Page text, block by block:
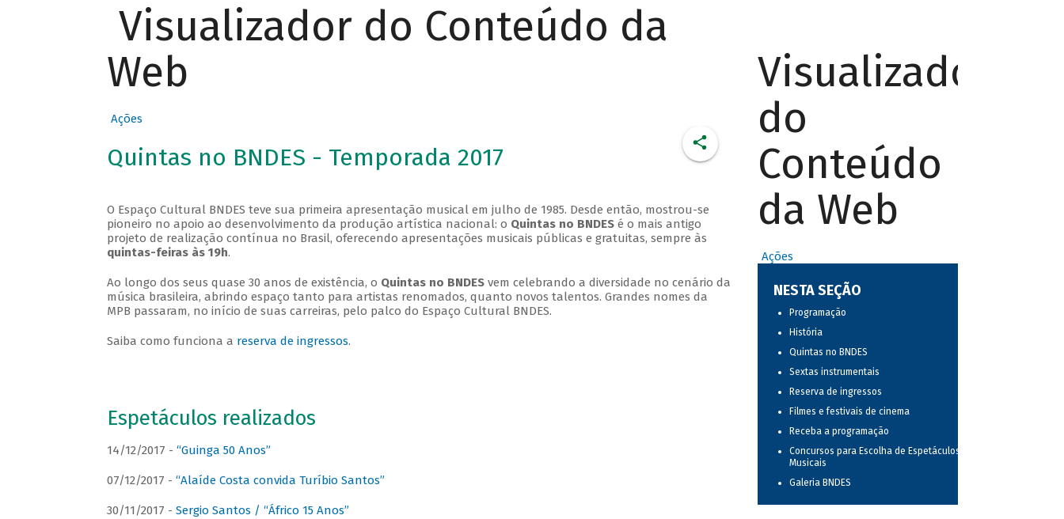
Visualizador do Conteúdo da
Web
Ações
Quintas no BNDES - Temporada 2017
O Espaço Cultural BNDES teve sua primeira apresentação musical em julho de 1985. Desde então, mostrou-se
pioneiro no apoio ao desenvolvimento da produção artística nacional: o Quintas no BNDESé o mais antigo
projeto de realização contínua no Brasil, oferecendo apresentações musicais públicas e gratuitas, sempre às
quintas-feiras às 19h.
Ao longo dos seus quase 30 anos de existência, o Quintas no BNDESvem celebrando a diversidade no cenário da
música brasileira, abrindo espaço tanto para artistas renomados, quanto novos talentos. Grandes nomes da
MPB passaram, no início de suas carreiras, pelo palco do Espaço Cultural BNDES.
Saiba como funciona a reserva de ingressos.
Espetáculos realizados
14/12/2017 - “Guinga 50 Anos”
07/12/2017 - “Alaíde Costa convida Turíbio Santos”
30/11/2017 - Sergio Santos / “Áfrico 15 Anos”
Visualizador
do
Conteúdo
da Web
Ações
NESTA SEÇÃO
Programação
História
Quintas no BNDES
Sextas instrumentais
Reserva de ingressos
Filmes e festivais de cinema
Receba a programação
Concursos para Escolha de Espetáculos
Musicais
Galeria BNDES